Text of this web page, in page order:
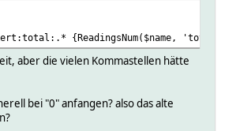
CUM: 28397.170 COST: 0.00
{ReadingsNum($name,
aber die vielen Kommastellen hätte
bei "0" anfangen? also das alte